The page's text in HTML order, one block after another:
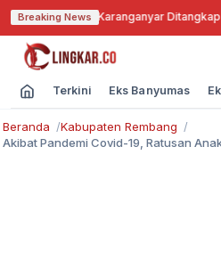
Breaking News
Kades Karanganyar Ditangkap
Terkini Eks Banyumas
Beranda
Kabupaten Rembang
Akibat Pandemi Covid-19, Ratusan